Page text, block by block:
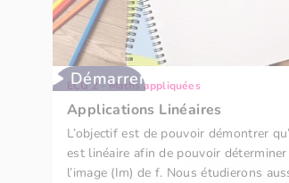
Démarrer
ECG 2 - Maths appliquées
Applications Linéaires
L’objectif est de pouvoir démontrer
est linéaire afin de pouvoir
l’image (Im) de f. Nous étudierons